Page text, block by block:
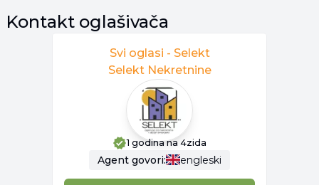
Kontakt oglašivača
Svi oglasi - Selekt
Selekt Nekretnine
1 godinana 4zida
Agent govori: engleski